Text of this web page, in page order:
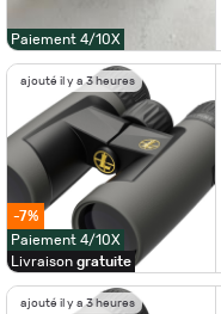
Paiement 4/10X
ajouté il y a 3 heures
-7%
Paiement 4/10X
Livraison gratuite
ajouté il y a 3 heures